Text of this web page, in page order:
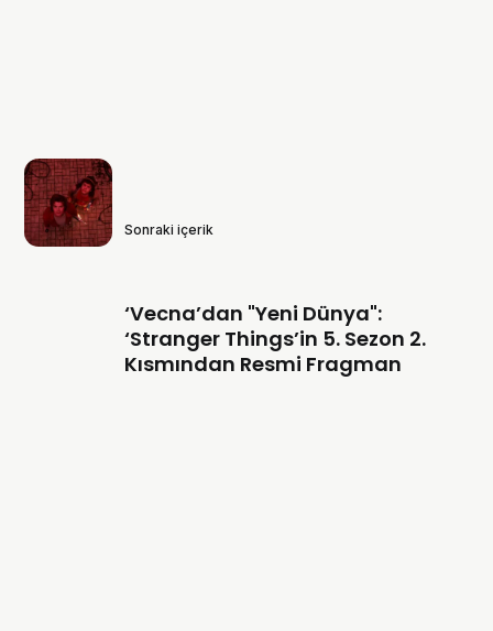
Sonraki içerik
‘Vecna’dan "Yeni Dünya":
‘Stranger Things’in 5. Sezon 2.
Kısmından Resmi Fragman